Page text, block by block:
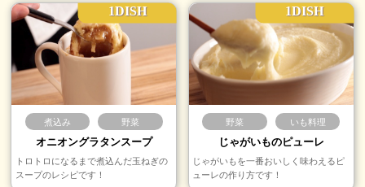
1DISH
煮込み 野菜
オニオングラタンスープ
トロトロになるまで煮込んだ玉ねぎの
スープのレシピです！
1DISH
野菜 いも料理
じゃがいものピューレ
じゃがいもを一番おいしく味わえるピ
ューレの作り方です！